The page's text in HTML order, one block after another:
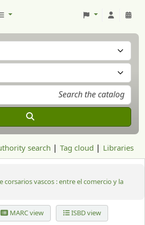
search Tag cloud Libraries
corsarios vascos : entre el comercio y la
MARC view ISBD view